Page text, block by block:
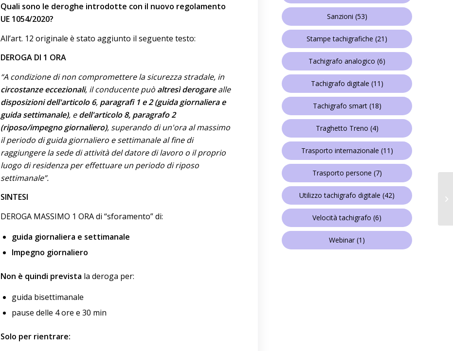
Quali sono le deroghe introdotte con il nuovo regolamento
UE 1054/2020?
All’art. 12 originale è stato aggiunto il seguente testo:
DEROGA DI 1 ORA
“A condizione di non compromettere la sicurezza stradale, in
circostanze eccezionali, il conducente può altresì derogarealle
disposizioni dell'articolo 6, paragrafi 1 e 2 (guida giornaliera e
guida settimanale), edell'articolo 8, paragrafo 2
(riposo/impegno giornaliero), superando di un'ora al massimo
il periodo di guida giornaliero e settimanale al fine di
raggiungere la sede di attività del datore di lavoro o il proprio
luogo di residenza per effettuare un periodo di riposo
settimanale”.
SINTESI
DEROGA MASSIMO 1 ORA di “sforamento” di:
guida giornaliera e settimanale
Impegno giornaliero
Non è quindi prevista la deroga per:
guida bisettimanale
pause delle 4 ore e 30 min
Solo per rientrare:
Sanzioni (53)
Stampe tachigrafiche (21)
Tachigrafo analogico (6)
Tachigrafo digitale (11)
Tachigrafo smart(18)
Traghetto Treno (4)
Trasporto internazionale (11)
Trasporto persone (7)
Utilizzo tachigrafo digitale (42)
Velocità tachigrafo (6)
Webinar (1)